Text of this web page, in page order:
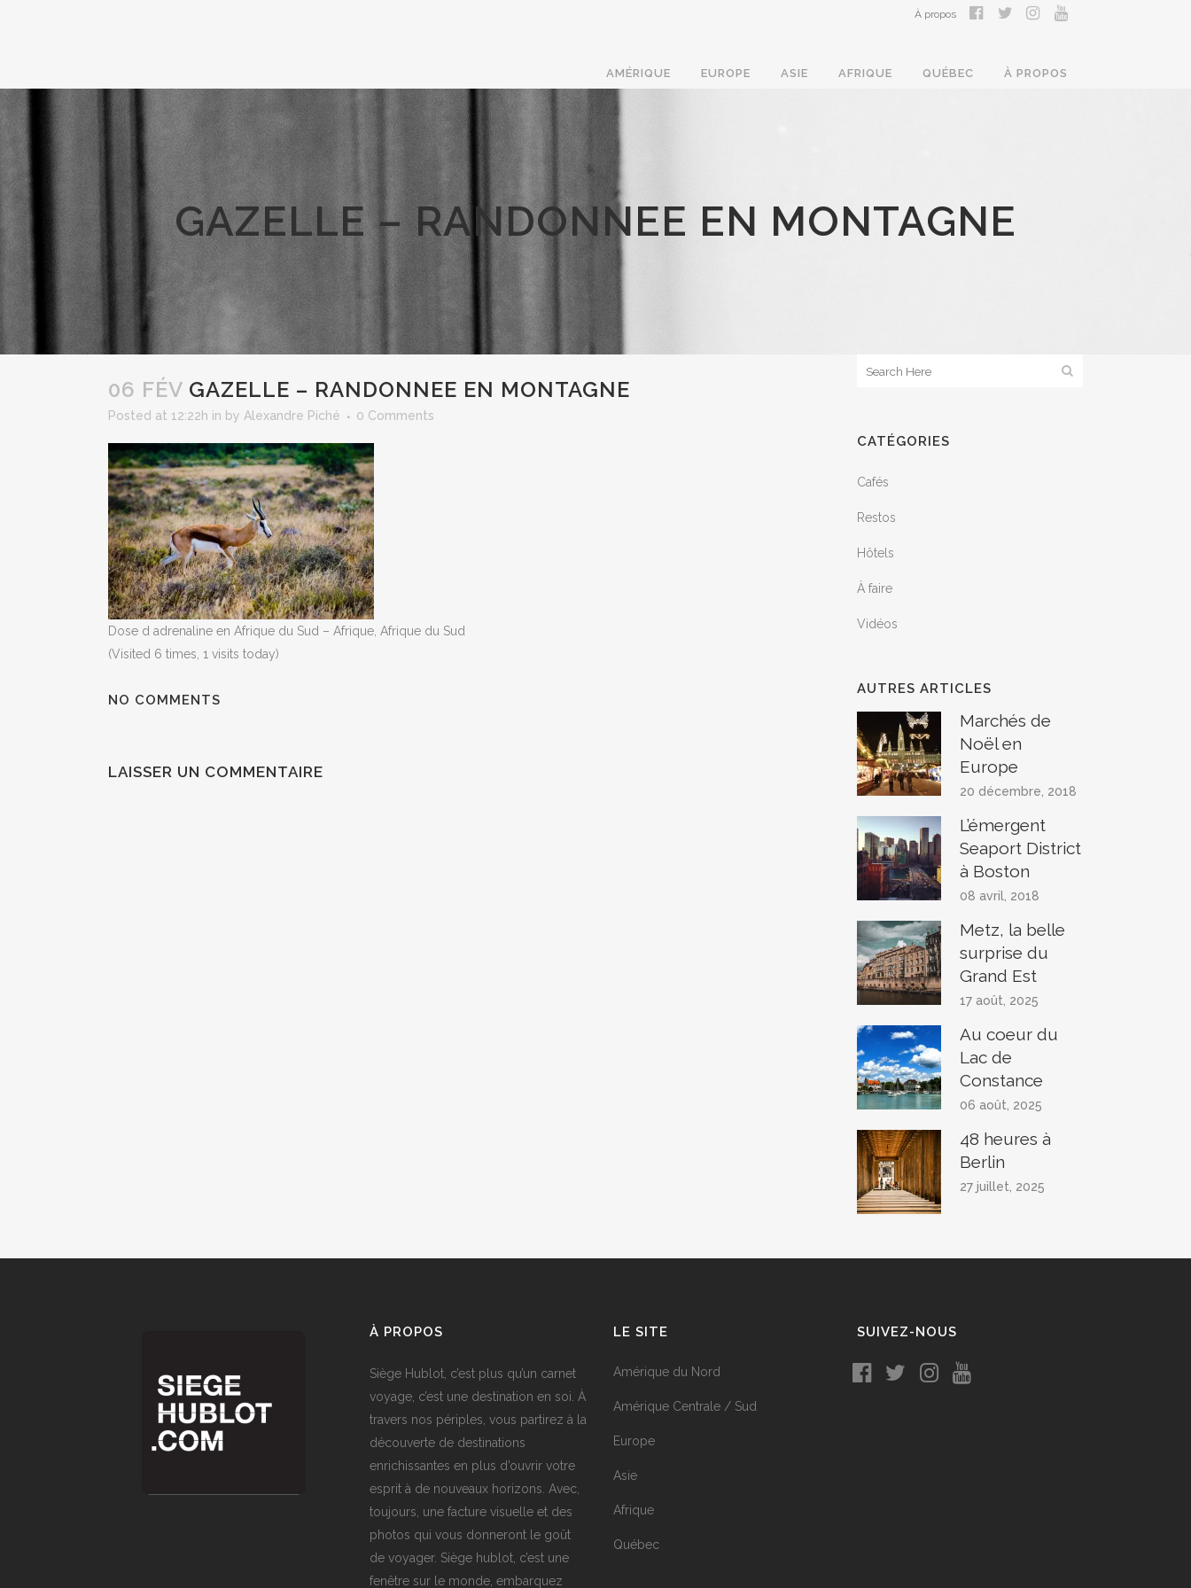
À propos
AMÉRIQUE EUROPE ASIE AFRIQUE QUÉBEC À PROPOS
GAZELLE – RANDONNEE EN MONTAGNE
06 FÉV GAZELLE – RANDONNEE EN MONTAGNE
Posted at 12:22h in by Alexandre Piché 0 Comments
Dose d adrenaline en Afrique du Sud – Afrique, Afrique du Sud
(Visited 6 times, 1 visits today)
NO COMMENTS
LAISSER UN COMMENTAIRE
CATÉGORIES
Cafés
Restos
Hôtels
À faire
Vidéos
AUTRES ARTICLES
Marchés de
Noël en
Europe
20 décembre, 2018
L’émergent
Seaport District
à Boston
08 avril, 2018
Metz, la belle
surprise du
Grand Est
17 août, 2025
Au coeur du
Lac de
Constance
06 août, 2025
48 heures à
Berlin
27 juillet, 2025
À PROPOS
Siège Hublot, c’est plus qu’un carnet
voyage, c’est une destination en soi. À
travers nos périples, vous partirez à la
découverte de destinations
enrichissantes en plus d’ouvrir votre
esprit à de nouveaux horizons. Avec,
toujours, une facture visuelle et des
photos qui vous donneront le goût
de voyager. Siège hublot, c’est une
fenêtre sur le monde, embarquez
LE SITE
Amérique du Nord
Amérique Centrale / Sud
Europe
Asie
Afrique
Québec
SUIVEZ-NOUS